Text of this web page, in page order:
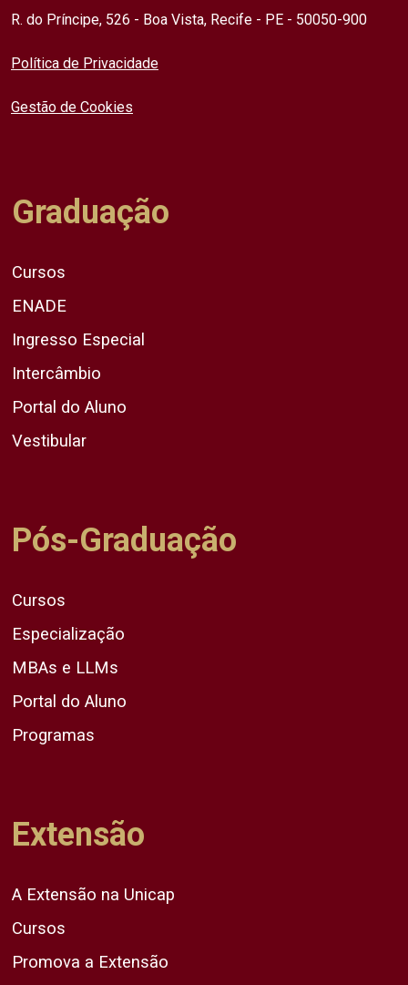
R. do Príncipe, 526 - Boa Vista, Recife - PE - 50050-900
Política de Privacidade
Gestão de Cookies
Graduação
Cursos
ENADE
Ingresso Especial
Intercâmbio
Portal do Aluno
Vestibular
Pós-Graduação
Cursos
Especialização
MBAs e LLMs
Portal do Aluno
Programas
Extensão
A Extensão na Unicap
Cursos
Promova a Extensão